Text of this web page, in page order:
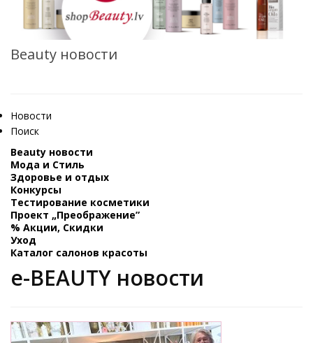
Beauty новости
Новости
Поиск
Beauty новости
Мода и Стиль
Здоровье и отдых
Конкурсы
Тестирование косметики
Проект „Преображение”
% Акции, Скидки
Уход
Каталог салонов красоты
e-BEAUTY новости